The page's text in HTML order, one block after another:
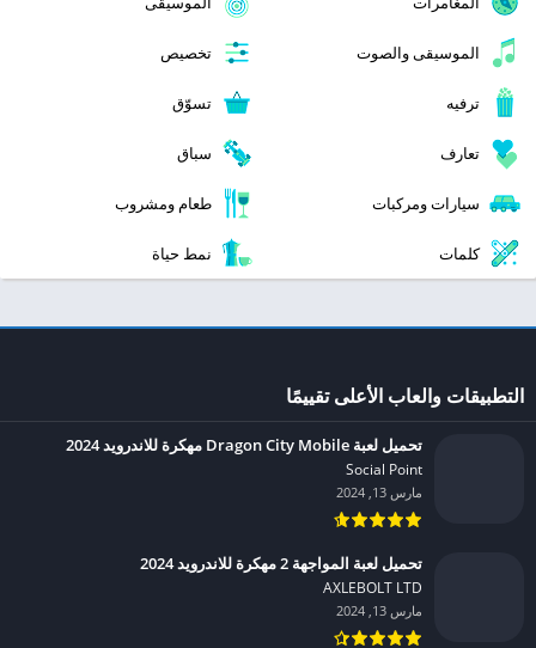
الموسيقى والصوت تخصيص
ترفيه تسوّق
تعارف سباق
سيارات ومركبات طعام ومشروب
كلمات نمط حياة
التطبيقات والعاب الأعلى تقييمًا
تحميل لعبة Dragon City Mobile مهكرة للاندرويد 2024
Social Point‏
مارس 13, 2024
تحميل لعبة المواجهة 2 مهكرة للاندرويد 2024
AXLEBOLT LTD‏
مارس 13, 2024